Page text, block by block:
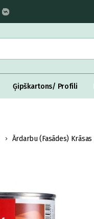
Ģipškartons/ Profili
Ārdarbu (Fasādes) Krāsas